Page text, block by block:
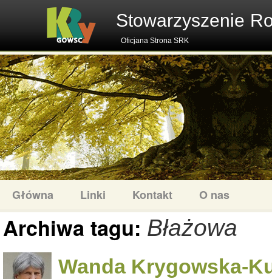
Stowarzyszenie
Oficjana Strona SRK
Główna Linki Kontakt O nas
Archiwa tagu: Błażowa
Wanda Krygowska-